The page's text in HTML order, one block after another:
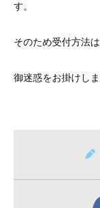
す。
そのため受付方法
御迷惑をお掛けし